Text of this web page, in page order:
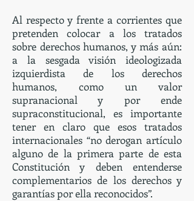
Al respecto y frente a corrientes que
pretenden colocar a los tratados
sobre derechos humanos, y más aún:
a la sesgada visión ideologizada
izquierdista de los derechos
humanos, como un valor
supranacional y por ende
supraconstitucional, es importante
tener en claro que esos tratados
internacionales “no derogan artículo
alguno de la primera parte de esta
Constitución y deben entenderse
complementarios de los derechos y
garantías por ella reconocidos”.